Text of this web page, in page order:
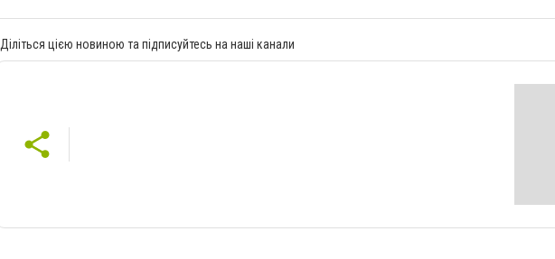
Діліться цією новиною та підписуйтесь на наші канали